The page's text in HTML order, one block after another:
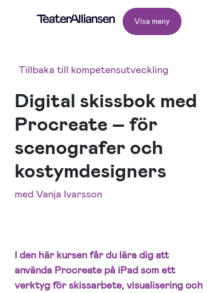
Visa meny
Tillbaka till kompetensutveckling
Digital skissbok med
Procreate – för
scenografer och
kostymdesigners
med Vanja Ivarsson
I den här kursen får du lära dig att
använda Procreate på iPad som ett
verktyg för skissarbete, visualisering och